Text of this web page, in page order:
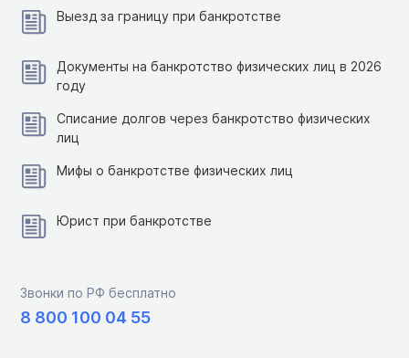
Выезд за границу при банкротстве
Документы на банкротство физических лиц в 2026
году
Списание долгов через банкротство физических
лиц
Мифы о банкротстве физических лиц
Юрист при банкротстве
Звонки по РФ бесплатно
8 800 100 04 55